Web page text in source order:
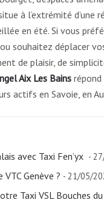
à l’extrémité d’une
en été. Si vous
ou souhaitez déplacer
de plaisir, de
Aix Les Bains
actifs en Savoie, en
avec Taxi Fen’yx -
Genève ? - 21/05/
Taxi VSL Bouches